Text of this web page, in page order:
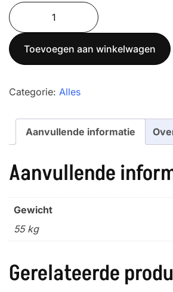
ADAM
MDW
300L
aantal
Toevoegen aan winkelwagen
Categorie: Alles
Aanvullende informatie
Aanvullende
Gewicht
55 kg
Gerelateerde